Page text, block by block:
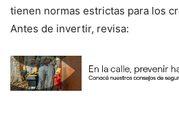
tienen normas estrictas para los
Antes de invertir, revisa: